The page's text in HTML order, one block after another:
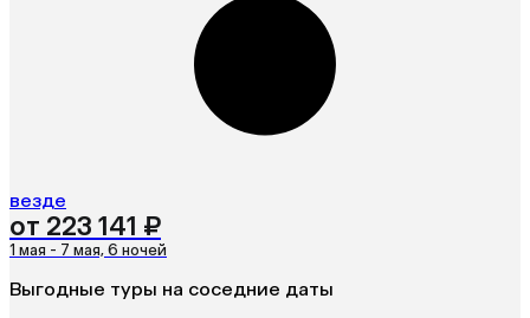
везде
от 223 141 ₽
1 мая - 7 мая, 6 ночей
Выгодные туры на соседние даты